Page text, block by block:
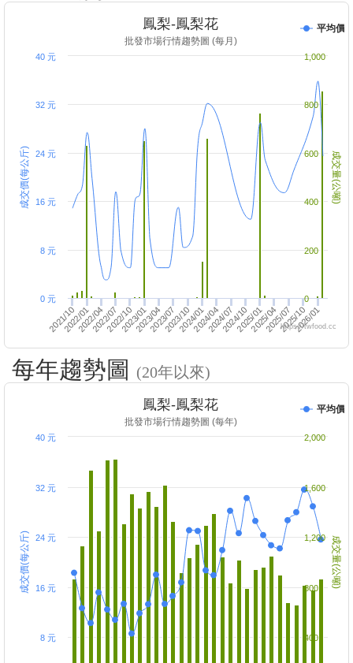
成交價(每公斤) 成交量(公噸)
鳳梨-鳳梨花
批發市場行情趨勢圖 (每月)
平均價
2021/102022/012022/042022/072022/102023/012023/042023/072023/102024/012024/042024/072024/102025/012025/042025/072025/102026/01
0 元
8 元
16 元
24 元
32 元
40 元
0
200
400
600
800
1,000
https://twfood.cc
每年趨勢圖 (20年以來)
成交價(每公斤) 成交量(公噸)
鳳梨-鳳梨花
批發市場行情趨勢圖 (每年)
平均價
8 元
16 元
24 元
32 元
40 元
400
800
1,200
1,600
2,000